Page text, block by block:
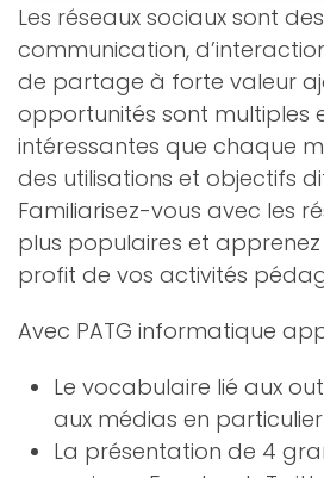
Les réseaux sociaux sont
communication,
de partage à forte valeur
opportunités sont multiples
intéressantes que chaque
des utilisations et objectifs
Familiarisez-vous avec les
plus populaires et apprenez
profit de vos activités
Avec PATG informatique
Le vocabulaire lié aux
aux médias en particulier
La présentation de 4